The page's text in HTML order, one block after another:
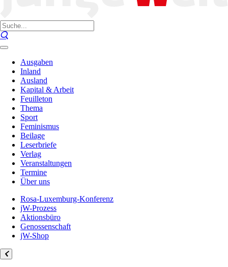
Ausgaben
Inland
Ausland
Kapital & Arbeit
Feuilleton
Thema
Sport
Feminismus
Beilage
Leserbriefe
Verlag
Veranstaltungen
Termine
Über uns
Rosa-Luxemburg-Konferenz
jW-Prozess
Aktionsbüro
Genossenschaft
jW-Shop